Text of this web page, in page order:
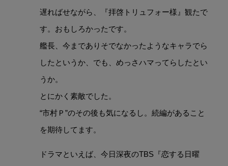
遅ればせながら、『拝啓トリュフォー様』観たで
す。おもしろかったです。
艦長、今までありそでなかったようなキャラでら
したというか、でも、めっさハマってらしたとい
うか。
とにかく素敵でした。
“市村Ｐ”のその後も気になるし。続編があること
を期待してます。
ドラマといえば、今日深夜のTBS『恋する日曜